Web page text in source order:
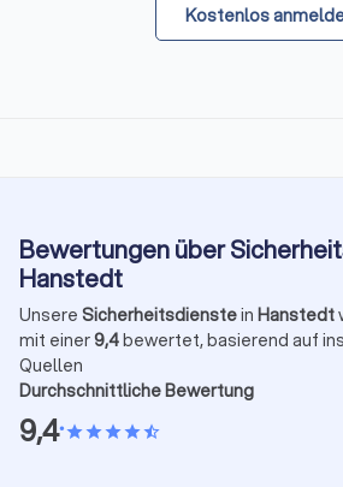
Kostenlos
Bewertungen über
Hanstedt
Unsere Sicherheitsdienstein Hanstedt
mit einer9,4bewertet, basierend auf
Quellen
Durchschnittliche Bewertung
9,4•starstarstarstarstar_half